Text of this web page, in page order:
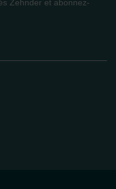
Zehnder et abonnez-